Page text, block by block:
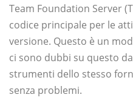
Team Foundation Server
codice principale per le
versione. Questo è un
ci sono dubbi su questo
strumenti dello stesso
senza problemi.